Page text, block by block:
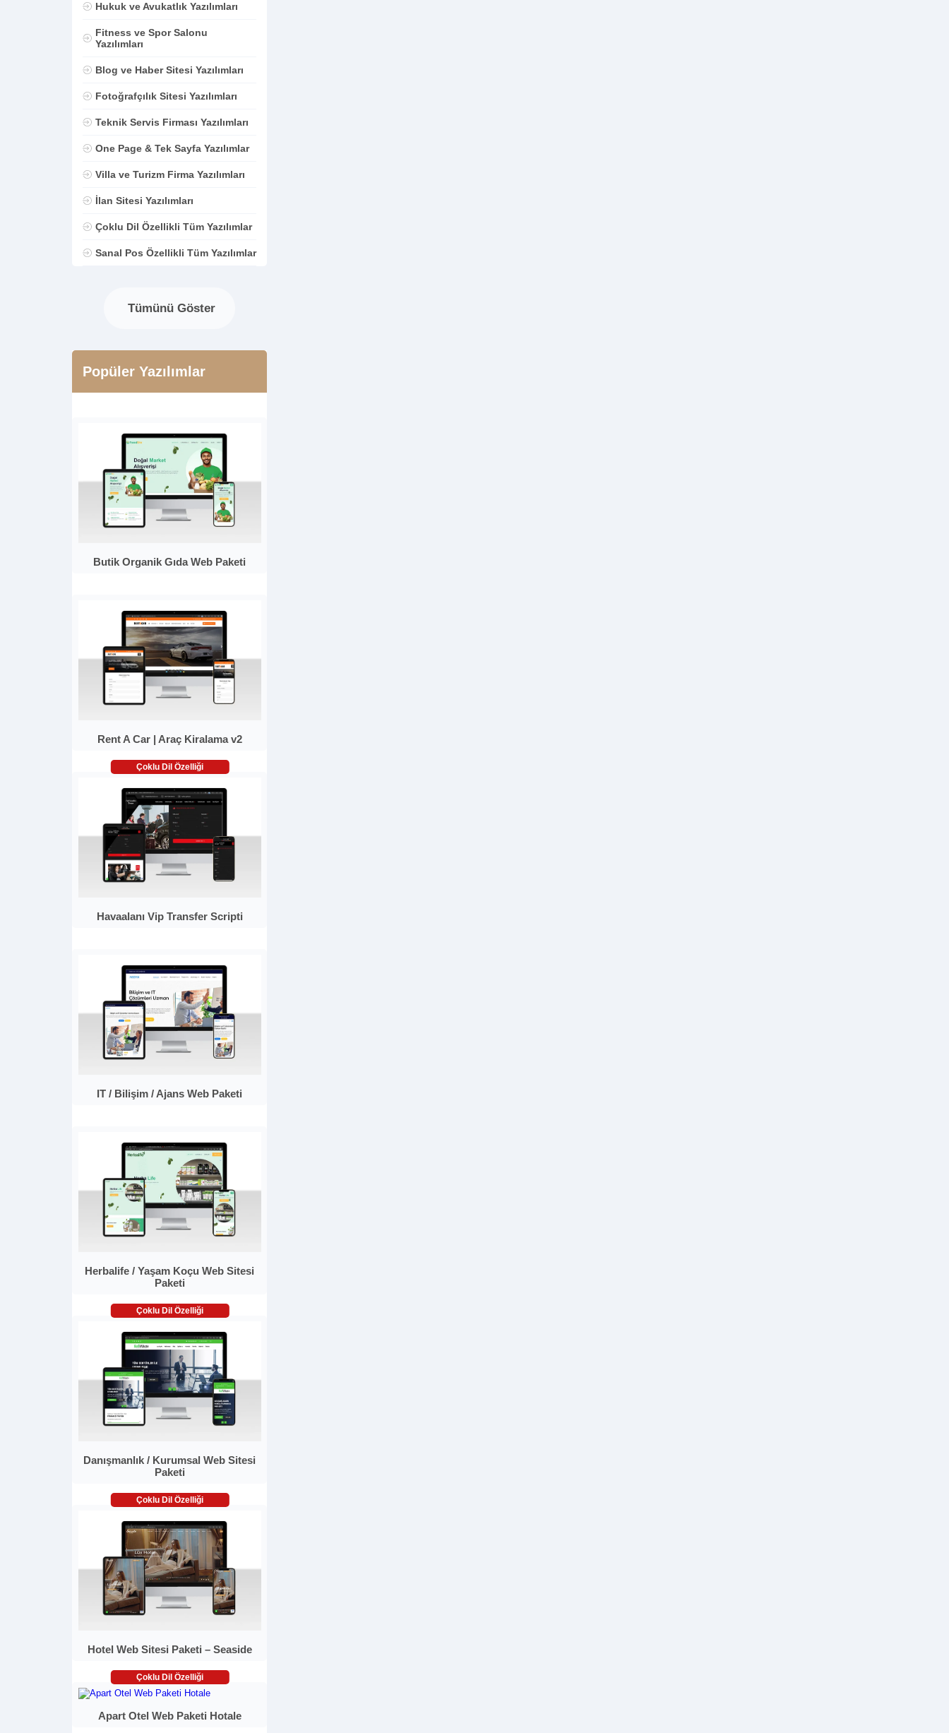
Hukuk ve Avukatlık Yazılımları
Fitness ve Spor Salonu
Yazılımları
Blog ve Haber Sitesi Yazılımları
Fotoğrafçılık Sitesi Yazılımları
Teknik Servis Firması Yazılımları
One Page & Tek Sayfa Yazılımlar
Villa ve Turizm Firma Yazılımları
İlan Sitesi Yazılımları
Çoklu Dil Özellikli Tüm Yazılımlar
Sanal Pos Özellikli Tüm Yazılımlar
Tümünü Göster
Popüler Yazılımlar
Butik Organik Gıda Web Paketi
Rent A Car | Araç Kiralama v2
Çoklu Dil Özelliği
Havaalanı Vip Transfer Scripti
IT / Bilişim / Ajans Web Paketi
Herbalife / Yaşam Koçu Web Sitesi
Paketi
Çoklu Dil Özelliği
Danışmanlık / Kurumsal Web Sitesi
Paketi
Çoklu Dil Özelliği
Hotel Web Sitesi Paketi – Seaside
Çoklu Dil Özelliği
Apart Otel Web Paketi Hotale